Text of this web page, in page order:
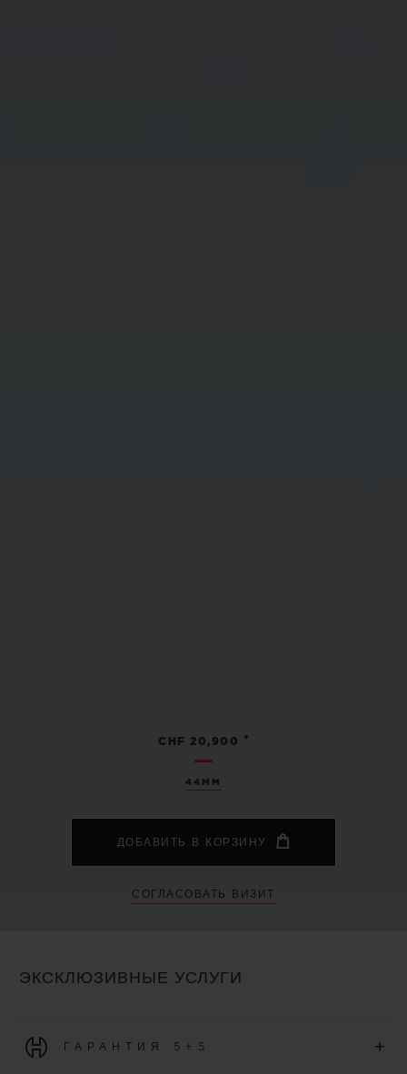
44MM
CHF 20,900 •
ДОБАВИТЬ В КОРЗИНУ
СОГЛАСОВАТЬ ВИЗИТ
ЭКСКЛЮЗИВНЫЕ УСЛУГИ
ГАРАНТИЯ 5+5 +